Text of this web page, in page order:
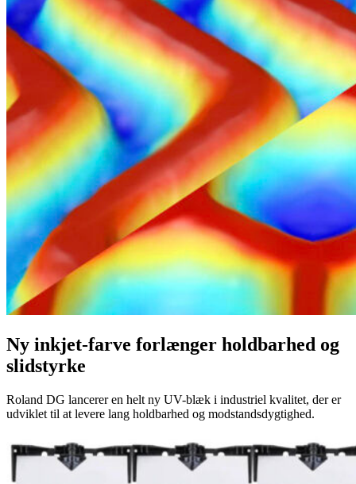
Ny inkjet-farve forlænger holdbarhed og
slidstyrke
Roland DG lancerer en helt ny UV-blæk i industriel kvalitet, der er
udviklet til at levere lang holdbarhed og modstandsdygtighed.